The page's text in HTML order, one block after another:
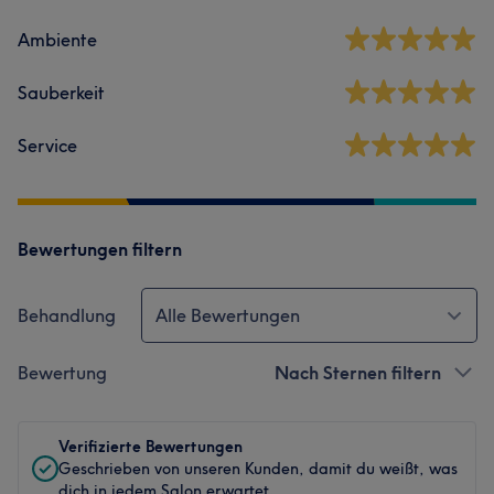
Ambiente
Sauberkeit
Service
Bewertungen filtern
Behandlung Alle Bewertungen
Bewertung Nach Sternen filtern
Verifizierte Bewertungen
Geschrieben von unseren Kunden, damit du weißt, was